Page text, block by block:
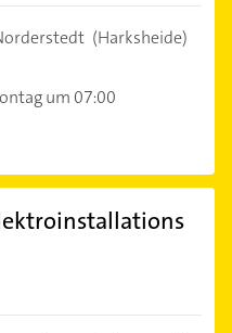
(Harksheide)
um 07:00